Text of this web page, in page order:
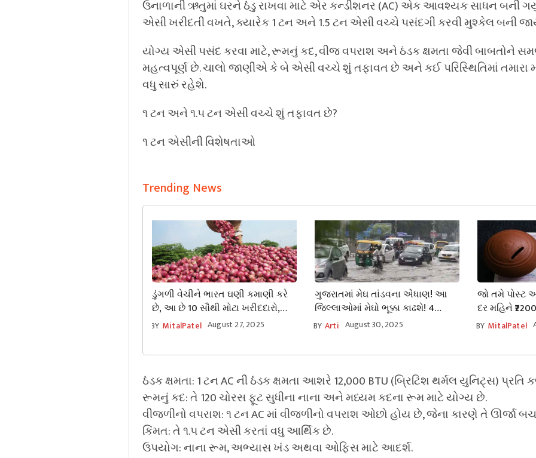
ઉનાળાની ઋતુમાં ઘરને ઠંડુ રાખવા માટે એર કન્ડીશનર (AC) એક આવશ્યક સાધન બની
એસી ખરીદતી વખતે, ક્યારેક 1 ટન અને 1.5 ટન એસી વચ્ચે પસંદગી કરવી મુશ્કેલ બની
યોગ્ય એસી પસંદ કરવા માટે, રૂમનું કદ, વીજ વપરાશ અને ઠંડક ક્ષમતા જેવી બાબતોને
મહત્વપૂર્ણ છે. ચાલો જાણીએ કે બે એસી વચ્ચે શું તફાવત છે અને કઈ પરિસ્થિતિમાં તમારા
વધુ સારું રહેશે.
૧ ટન અને ૧.૫ ટન એસી વચ્ચે શું તફાવત છે?
૧ ટન એસીની વિશેષતાઓ
Trending News
ડુંગળી વેચીને ભારત ઘણી કમાણી કરે
છે, આ છે 10 સૌથી મોટા ખરીદદારો,
તેમાંથી અડધો ભાગ આ પાડોશી દેશમાં
BY MitalPatel August 27, 2025
ગુજરાતમાં મેઘ તાંડવના એંધાણ! આ
જિલ્લાઓમાં મેઘો ભૂક્કા કાઢશે! 4
ઇંચથી વધુ વરસાદ પણ વરસી શકે છે.
BY Arti August 30, 2025
જો તમે પોસ્ટ
દર મહિને
મહિના પછી
BY MitalPatel
ઠંડક ક્ષમતા: 1 ટન AC ની ઠંડક ક્ષમતા આશરે 12,000 BTU (બ્રિટિશ થર્મલ યુનિટ્સ) પ્રતિ
રૂમનું કદ: તે 120 ચોરસ ફૂટ સુધીના નાના અને મધ્યમ કદના રૂમ માટે યોગ્ય છે.
વીજળીનો વપરાશ: ૧ ટન AC માં વીજળીનો વપરાશ ઓછો હોય છે, જેના કારણે તે ઊર્જા
કિંમત: તે ૧.૫ ટન એસી કરતાં વધુ આર્થિક છે.
ઉપયોગ: નાના રૂમ, અભ્યાસ ખંડ અથવા ઓફિસ માટે આદર્શ.